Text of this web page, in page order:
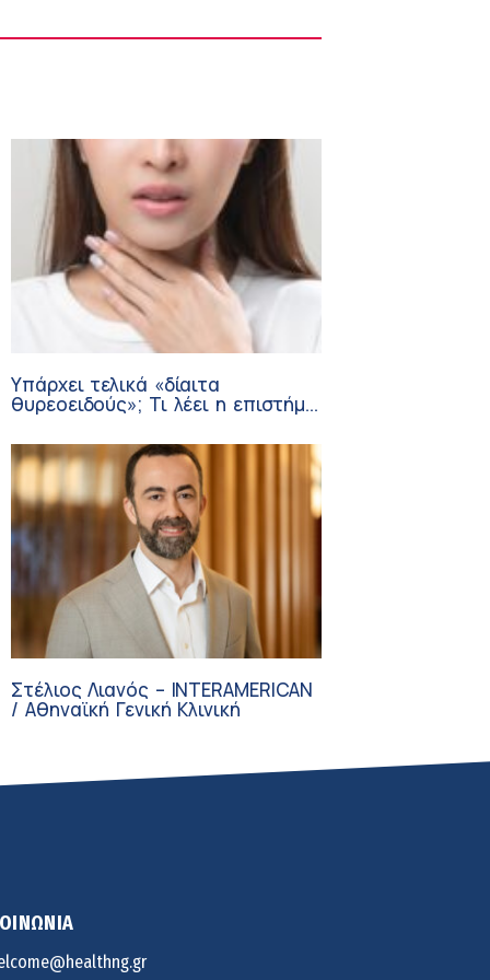
Κινητών Ιατρικών Μονάδων (ΚΙΜ)
Υπάρχει τελικά «δίαιτα
θυρεοειδούς»; Τι λέει η επιστήμη
συμπληρώματα
Στέλιος Λιανός – INTERAMERICAN
/ Αθηναϊκή Γενική Κλινική